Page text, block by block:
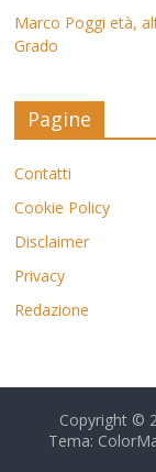
Marco Poggi età,
Grado
Pagine
Contatti
Cookie Policy
Disclaimer
Privacy
Redazione
Copyright ©
Tema: